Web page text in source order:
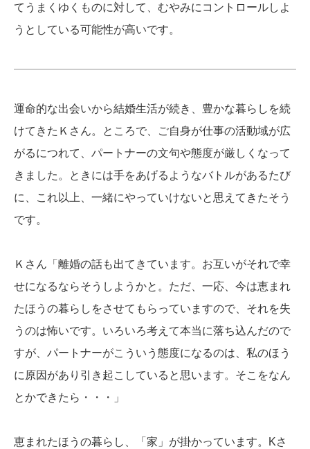
てうまくゆくものに対して、むやみにコントロールしよ
うとしている可能性が高いです。
運命的な出会いから結婚生活が続き、豊かな暮らしを続
けてきたＫさん。ところで、ご自身が仕事の活動域が広
がるにつれて、パートナーの文句や態度が厳しくなって
きました。ときには手をあげるようなバトルがあるたび
に、これ以上、一緒にやっていけないと思えてきたそう
です。
Ｋさん「離婚の話も出てきています。お互いがそれで幸
せになるならそうしようかと。ただ、一応、今は恵まれ
たほうの暮らしをさせてもらっていますので、それを失
うのは怖いです。いろいろ考えて本当に落ち込んだので
すが、パートナーがこういう態度になるのは、私のほう
に原因があり引き起こしていると思います。そこをなん
とかできたら・・・」
恵まれたほうの暮らし、「家」が掛かっています。Kさ